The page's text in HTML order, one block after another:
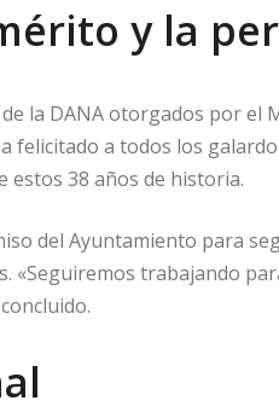
y la
la DANA otorgados por el
felicitado a todos los
estos 38 años de historia.
del Ayuntamiento para
trabajando